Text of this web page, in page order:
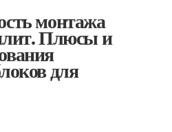
монтажа
Плюсы и
для